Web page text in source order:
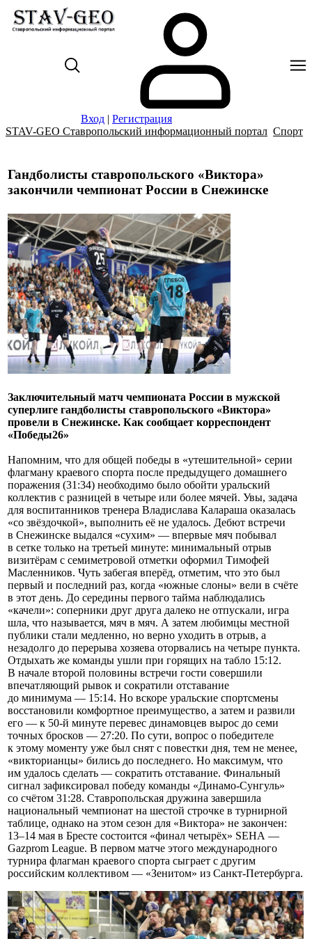
Вход | Регистрация
STAV-GEO Ставропольский информационный портал Спорт
Гандболисты ставропольского «Виктора»
закончили чемпионат России в Снежинске
Заключительный матч чемпионата России в мужской
суперлиге гандболисты ставропольского «Виктора»
провели в Снежинске. Как сообщает корреспондент
«Победы26»
Напомним, что для общей победы в «утешительной» серии
флагману краевого спорта после предыдущего домашнего
поражения (31:34) необходимо было обойти уральский
коллектив с разницей в четыре или более мячей. Увы, задача
для воспитанников тренера Владислава Калараша оказалась
«со звёздочкой», выполнить её не удалось. Дебют встречи
в Снежинске выдался «сухим» — впервые мяч побывал
в сетке только на третьей минуте: минимальный отрыв
визитёрам с семиметровой отметки оформил Тимофей
Масленников. Чуть забегая вперёд, отметим, что это был
первый и последний раз, когда «южные слоны» вели в счёте
в этот день. До середины первого тайма наблюдались
«качели»: соперники друг друга далеко не отпускали, игра
шла, что называется, мяч в мяч. А затем любимцы местной
публики стали медленно, но верно уходить в отрыв, а
незадолго до перерыва хозяева оторвались на четыре пункта.
Отдыхать же команды ушли при горящих на табло 15:12.
В начале второй половины встречи гости совершили
впечатляющий рывок и сократили отставание
до минимума — 15:14. Но вскоре уральские спортсмены
восстановили комфортное преимущество, а затем и развили
его — к 50-й минуте перевес динамовцев вырос до семи
точных бросков — 27:20. По сути, вопрос о победителе
к этому моменту уже был снят с повестки дня, тем не менее,
«викторианцы» бились до последнего. Но максимум, что
им удалось сделать — сократить отставание. Финальный
сигнал зафиксировал победу команды «Динамо-Сунгуль»
со счётом 31:28. Ставропольская дружина завершила
национальный чемпионат на шестой строчке в турнирной
таблице, однако на этом сезон для «Виктора» не закончен:
13–14 мая в Бресте состоится «финал четырёх» SEHA —
Gazprom League. В первом матче этого международного
турнира флагман краевого спорта сыграет с другим
российским коллективом — «Зенитом» из Санкт-Петербурга.